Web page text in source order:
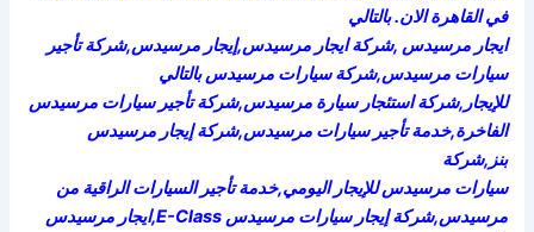
في القاهرة الان. بالتالي
ايجار مرسيدس ,شركة ايجار مرسيدس,إيجار مرسيدس,شركة تأجير
سيارات مرسيدس,شركة سيارات مرسيدس بالتالي
للإيجار,شركة استئجار سيارة مرسيدس,شركة تأجير سيارات مرسيدس
الفاخرة,خدمة تأجير سيارات مرسيدس,شركة إيجار مرسيدس
بنز,شركة
سيارات مرسيدس للإيجار اليومي,خدمة تأجير السيارات الراقية من
مرسيدس,شركة إيجار سيارات مرسيدس E-Class,ايجار مرسيدس